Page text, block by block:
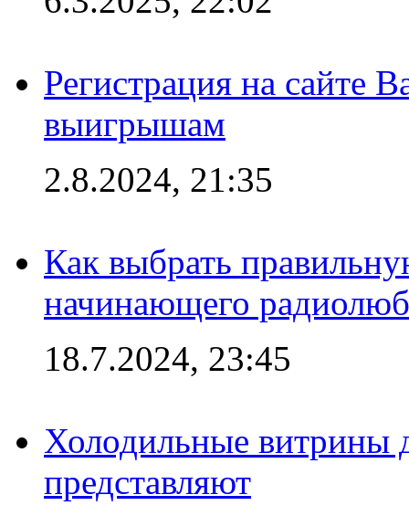
Регистрация на сайте
выигрышам
2.8.2024, 21:35
Как выбрать
начинающего
18.7.2024, 23:45
Холодильные витрины
представляют